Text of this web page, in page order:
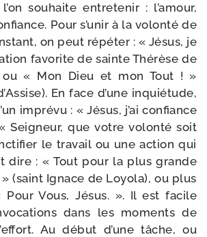
sou­haite entre­te­nir : l’a­mour,
Pour s’u­nir à la volon­té de
on peut répé­ter : « Jésus, je
favo­rite de sainte Thérèse de
ou « Mon Dieu et mon Tout ! »
En face d’une inquié­tude,
impré­vu : « Jésus, j’ai confiance
Seigneur, que votre volon­té soit
le tra­vail ou une action qui
dire : « Tout pour la plus grande
(saint Ignace de Loyola), ou plus
Vous, Jésus. ». Il est facile
dans les moments de
Au début d’une tâche, ou